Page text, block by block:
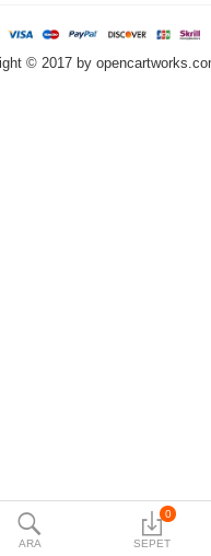
ARA
0
SEPET
© 2017 by